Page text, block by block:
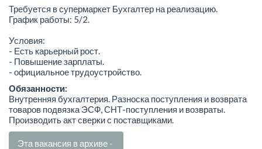
Требуется в супермаркет Бухгалтер на реализацию.
График работы: 5/2.
Условия:
- Есть карьерный рост.
- Повышение зарплаты.
- официальное трудоустройство.
Обязанности:
Внутренняя бухгалтерия. Разноска поступления и возврата
товаров подвязка ЭСФ, СНТ-поступления и возвраты.
Производить акт сверки с поставщиками.
Эта вакансия в архиве -